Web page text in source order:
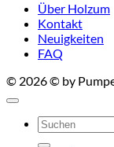
Über Holzum
Kontakt
Neuigkeiten
FAQ
© 2026 © by
Suchen
nach: